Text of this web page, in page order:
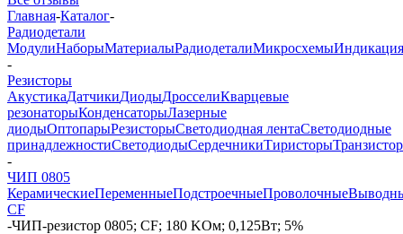
Главная-Каталог-
Радиодетали
МодулиНаборыМатериалыРадиодеталиМикросхемыИндикация
-
Резисторы
АкустикаДатчикиДиодыДросселиКварцевые
резонаторыКонденсаторыЛазерные
диодыОптопарыРезисторыСветодиодная лентаСветодиодные
принадлежностиСветодиодыСердечникиТиристоры
-
ЧИП 0805
КерамическиеПеременныеПодстроечныеПроволочные
CF
-ЧИП-резистор 0805; CF; 180 KОм; 0,125Вт; 5%